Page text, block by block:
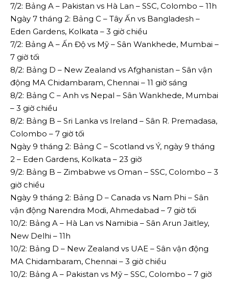
7/2: Bảng A – Pakistan vs Hà Lan – SSC, Colombo – 11h
Ngày 7 tháng 2: Bảng C – Tây Ấn vs Bangladesh –
Eden Gardens, Kolkata – 3 giờ chiều
7/2: Bảng A – Ấn Độ vs Mỹ – Sân Wankhede, Mumbai –
7 giờ tối
8/2: Bảng D – New Zealand vs Afghanistan – Sân vận
động MA Chidambaram, Chennai – 11 giờ sáng
8/2: Bảng C – Anh vs Nepal – Sân Wankhede, Mumbai
– 3 giờ chiều
8/2: Bảng B – Sri Lanka vs Ireland – Sân R. Premadasa,
Colombo – 7 giờ tối
Ngày 9 tháng 2: Bảng C – Scotland vs Ý, ngày 9 tháng
2 – Eden Gardens, Kolkata – 23 giờ
9/2: Bảng B – Zimbabwe vs Oman – SSC, Colombo – 3
giờ chiều
Ngày 9 tháng 2: Bảng D – Canada vs Nam Phi – Sân
vận động Narendra Modi, Ahmedabad – 7 giờ tối
10/2: Bảng A – Hà Lan vs Namibia – Sân Arun Jaitley,
New Delhi – 11h
10/2: Bảng D – New Zealand vs UAE – Sân vận động
MA Chidambaram, Chennai – 3 giờ chiều
10/2: Bảng A – Pakistan vs Mỹ – SSC, Colombo – 7 giờ